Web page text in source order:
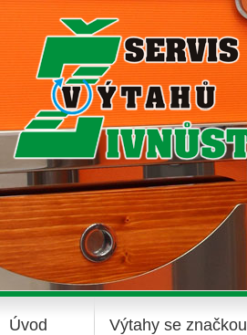
Úvod Výtahy se značkou